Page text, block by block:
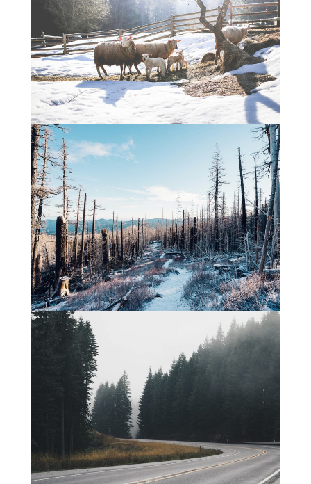
INFORMATIONS SUR LE PROJET « PLURI-
ELLES » ESTIME DE SOI
INFORMATIONS SUR LES PHOTOS DE
GROSSESSE
INFORMATIONS SUR LES PHOTOS
D’ALLAITEMENT
INFORMATIONS SUR LES PHOTOS
D’ACCOUCHEMENT
INFORMATIONS SUR LES PHOTOS NOUVEAU
NE / ENFANT
INFORMATIONS SUR LES PHOTOS DE FAMILLE
CARTE CADEAU
COURS DE PHOTOGRAPHIE
QUI SUIS-JE ?
CONDITIONS GÉNÉRALES DE VENTE